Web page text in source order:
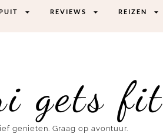
REVIEWS REIZEN
gets fit
genieten. Graag op avontuur.